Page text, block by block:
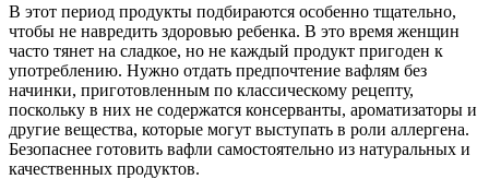
В этот период продукты подбираются особенно тщательно,
чтобы не навредить здоровью ребенка. В это время женщин
часто тянет на сладкое, но не каждый продукт пригоден к
употреблению. Нужно отдать предпочтение вафлям без
начинки, приготовленным по классическому рецепту,
поскольку в них не содержатся консерванты, ароматизаторы и
другие вещества, которые могут выступать в роли аллергена.
Безопаснее готовить вафли самостоятельно из натуральных и
качественных продуктов.